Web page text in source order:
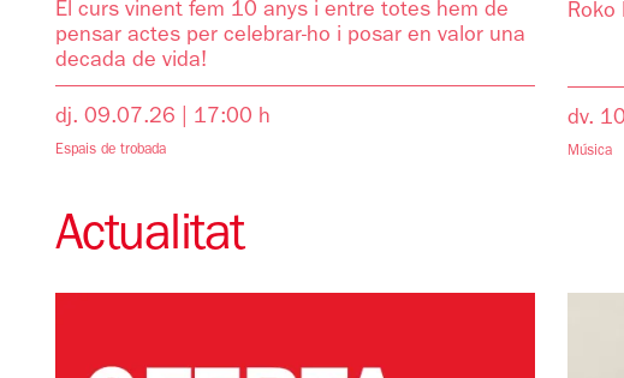
El curs vinent fem 10 anys i entre totes hem de
pensar actes per celebrar-ho i posar en valor una
decada de vida!
dj. 09.07.26 17:00 h
Espais de trobada
Roko
dv.
Música
Actualitat